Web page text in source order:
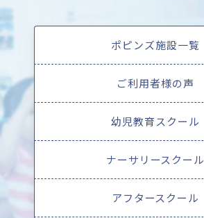
ポピンズ施設一覧
ご利用者様の声
幼児教育スクール
ナーサリースクール
アフタースクール